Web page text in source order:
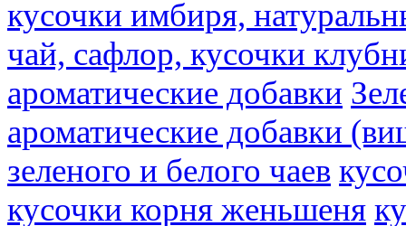
кусочки имбиря,
чай, сафлор, кусочки
ароматические добавки
ароматические добавки
зеленого и белого чаев
кусочки корня женьшеня